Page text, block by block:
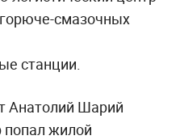
смазочных
станции.
Анатолий Шарий
попал жилой